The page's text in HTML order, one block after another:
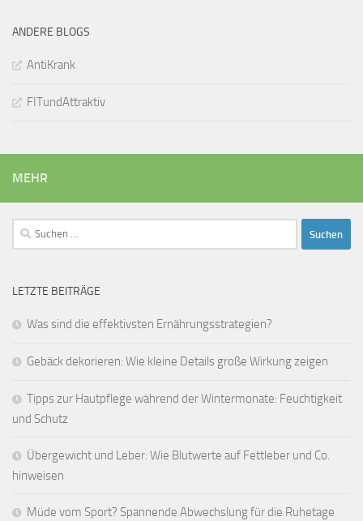
ANDERE BLOGS
AntiKrank
FITundAttraktiv
MEHR
Suchen
nach:
LETZTE BEITRÄGE
Was sind die effektivsten Ernährungsstrategien?
Gebäck dekorieren: Wie kleine Details große Wirkung zeigen
Tipps zur Hautpflege während der Wintermonate: Feuchtigkeit
und Schutz
Übergewicht und Leber: Wie Blutwerte auf Fettleber und Co.
hinweisen
Müde vom Sport? Spannende Abwechslung für die Ruhetage